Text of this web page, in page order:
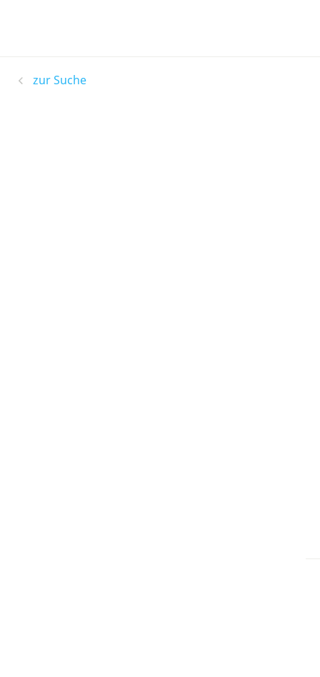
zur Suche